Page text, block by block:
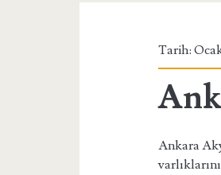
Tarih:
Ankara